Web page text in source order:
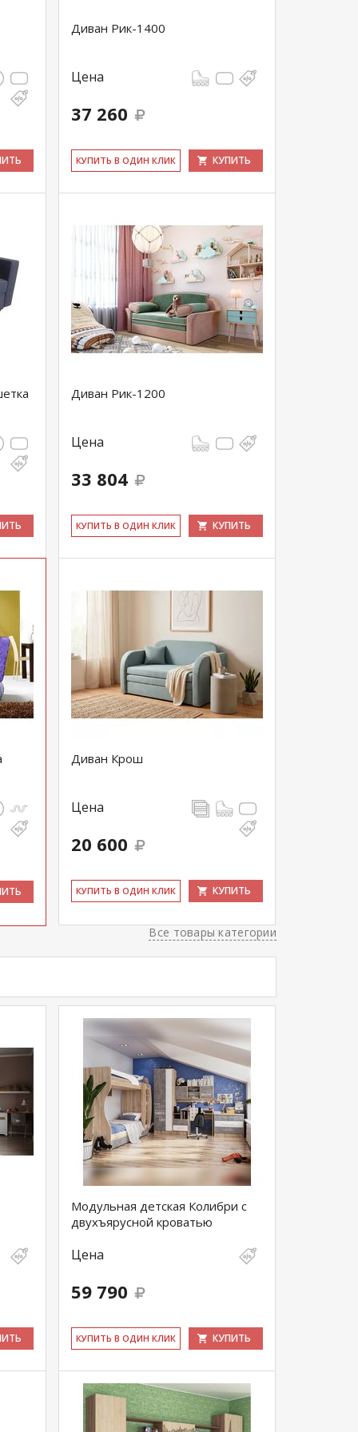
Диван Рик-1400
Цена
37 260
КУ­ПИТЬ В ОДИН КЛИК КУПИТЬ
Диван Рик-1200
Цена
33 804
КУ­ПИТЬ В ОДИН КЛИК КУПИТЬ
Диван Крош
Цена
20 600
КУ­ПИТЬ В ОДИН КЛИК КУПИТЬ
Все товары категории
Модульная детская Колибри с
двухъярусной кроватью
Цена
59 790
КУ­ПИТЬ В ОДИН КЛИК КУПИТЬ